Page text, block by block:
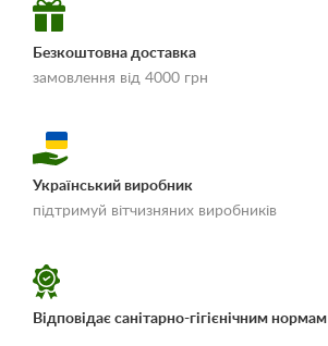
Безкоштовна доставка
замовлення від 4000 грн
«Умови доставки і
Український виробник
підтримуй вітчизняних виробників
Відповідає санітарно-гігієнічним нормам